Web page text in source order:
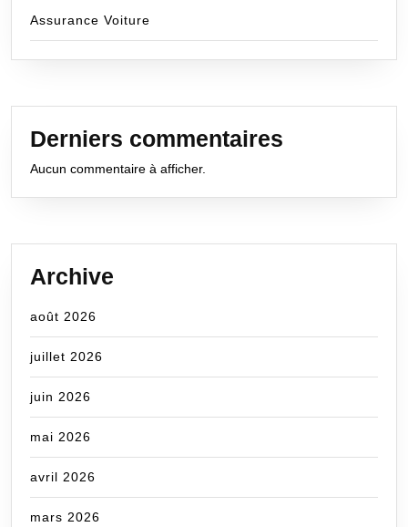
Assurance Voiture
Derniers commentaires
Aucun commentaire à afficher.
Archive
août 2026
juillet 2026
juin 2026
mai 2026
avril 2026
mars 2026